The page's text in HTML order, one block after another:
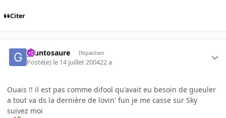
Citer
gruntosaure INpactien
Posté(e) le 14 juillet 200422 a
Ouais !! il est pas comme difool qu'avait eu besoin de gueuler
a tout va ds la dernière de lovin' fun je me casse sur Sky
suivez moi